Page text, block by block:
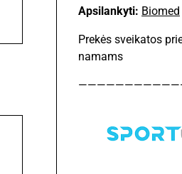
Apsilankyti: Biomed
Prekės sveikatos
namams